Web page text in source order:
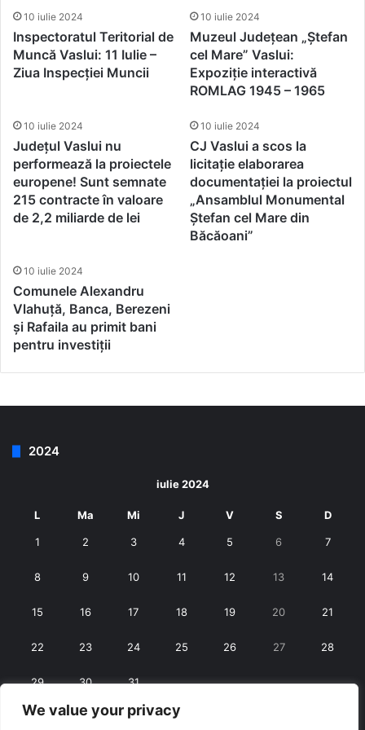
We value your privacy
10 iulie 2024
Inspectoratul Teritorial de
Muncă Vaslui: 11 Iulie –
Ziua Inspecției Muncii
10 iulie 2024
Muzeul Județean „Ștefan
cel Mare” Vaslui:
Expoziție interactivă
ROMLAG 1945 – 1965
10 iulie 2024
Județul Vaslui nu
performează la proiectele
europene! Sunt semnate
215 contracte în valoare
de 2,2 miliarde de lei
10 iulie 2024
CJ Vaslui a scos la
licitație elaborarea
documentaţiei la proiectul
„Ansamblul Monumental
Ştefan cel Mare din
Băcăoani”
10 iulie 2024
Comunele Alexandru
Vlahuță, Banca, Berezeni
și Rafaila au primit bani
pentru investiții
2024
iulie 2024
L Ma Mi J V S D
1 2 3 4 5 6 7
8 9 10 11 12 13 14
15 16 17 18 19 20 21
22 23 24 25 26 27 28
29 30 31
« iun. aug. »